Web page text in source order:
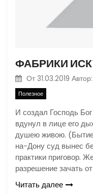
От 31.03.2019 Автор:
Полезное
И создал Господь
вдунул в лице его
душею живою.
на-Дону суд вынес
практики приговор.
разрешение зачать
Читать далее